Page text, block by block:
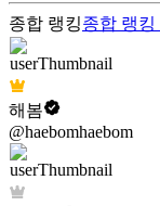
종합 랭킹종합 랭킹
해봄
@haebomhaebom